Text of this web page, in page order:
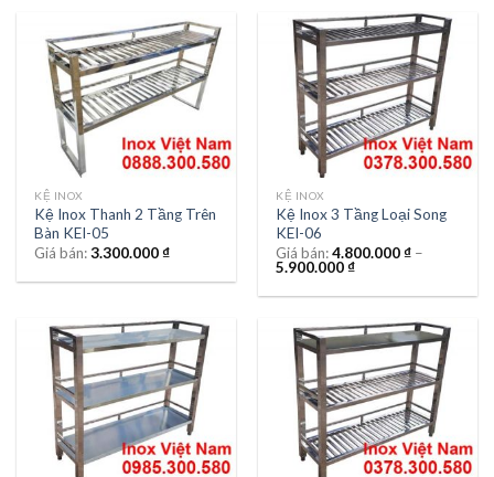
KỆ INOX
Kệ Inox Thanh 2 Tầng Trên
Bàn KEI-05
Giá bán:3.300.000₫
KỆ INOX
Kệ Inox 3 Tầng Loại Song
KEI-06
Giá bán:4.800.000₫ –
5.900.000₫